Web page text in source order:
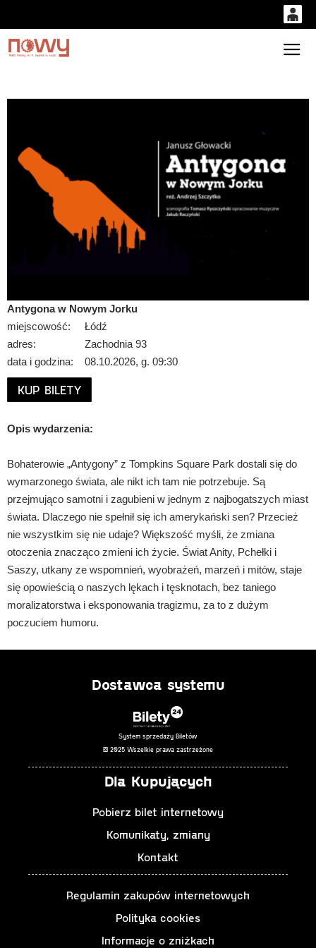
0,00
Antygona w Nowym Jorku
miejscowość:
Łódź
adres:
Zachodnia 93
data i godzina:
08.10.2026, g. 09:30
KUP BILETY
Opis wydarzenia:
Bohaterowie „Antygony” z Tompkins Square Park dostali się do
wymarzonego świata, ale nikt ich tam nie potrzebuje. Są
przejmująco samotni i zagubieni w jednym z najbogatszych miast
świata. Dlaczego nie spełnił się ich amerykański sen? Przecież
nie wszystkim się nie udaje? Większość myśli, że zmiana
otoczenia znacząco zmieni ich życie. Świat Anity, Pchełki i
Saszy, utkany ze wspomnień, wyobrażeń, marzeń i mitów, staje
się opowieścią o naszych lękach i tęsknotach, bez taniego
moralizatorstwa i eksponowania tragizmu, za to z dużym
poczuciem humoru.
Scenografia i kostiumy: Tomasz Ryszczyński
Opracowanie muzyczne: Jakub Raczyński
Inspicjent: Agnieszka Choińska
Jolanta Jackowska (Anita)
Wojciech Droszczyński | gościnnie (John)
Piotr Seweryński (Sasza)
Jakub Raczyński | gościnnie (Muzyk)
Dostawca systemu
System sprzedaży Biletów
© 2025 Wszelkie prawa zastrzeżone
Dla Kupujących
Pobierz bilet internetowy
Komunikaty, zmiany
Kontakt
Regulamin zakupów internetowych
Polityka cookies
Informacje o zniżkach